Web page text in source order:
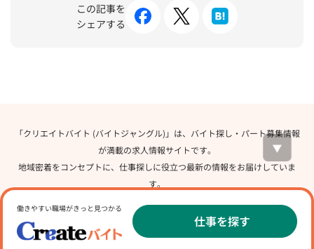
この記事を
シェアする
「クリエイトバイト (バイトジャングル)」は、バイト探し・パート募集情報
が満載の求人情報サイトです。
地域密着をコンセプトに、仕事探しに役立つ最新の情報をお届けしていま
す。
運営しています。
働きやすい職場がきっと見つかる
仕事を探す